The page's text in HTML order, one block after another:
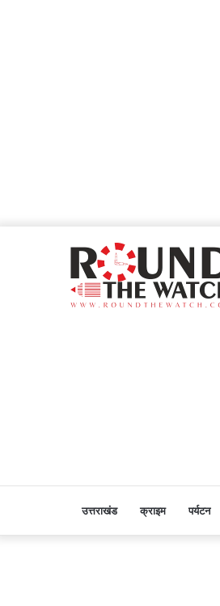
उत्तराखंड क्राइम पर्यटन